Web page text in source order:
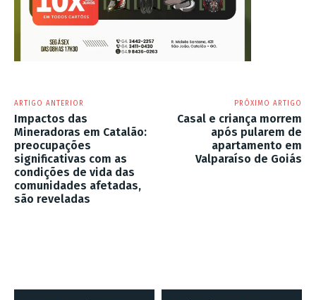
ARTIGO ANTERIOR
Impactos das
Mineradoras em Catalão:
preocupações
significativas com as
condições de vida das
comunidades afetadas,
são reveladas
PRÓXIMO ARTIGO
Casal e criança morrem
após pularem de
apartamento em
Valparaíso de Goiás